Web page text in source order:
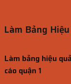
Làm Bảng
Làm bảng hiệu
cáo quận 1